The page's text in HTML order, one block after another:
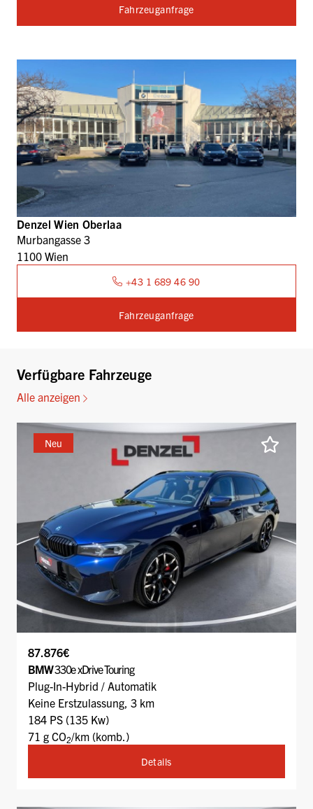
Fahrzeuganfrage
Denzel Wien Oberlaa
Murbangasse 3
1100 Wien
+43 1 689 46 90
Fahrzeuganfrage
Verfügbare Fahrzeuge
Alle anzeigen
Neu
87.876€
BMW330e xDrive Touring
Plug-In-Hybrid / Automatik
Keine Erstzulassung, 3 km
184 PS (135 Kw)
71 g CO2/km (komb.)
Details